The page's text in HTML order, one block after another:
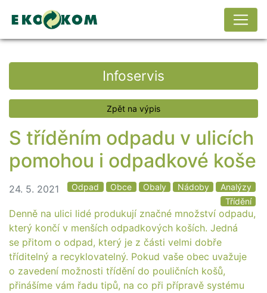
Infoservis
Zpět na výpis
S tříděním odpadu v ulicích
pomohou i odpadkové koše
24. 5. 2021 Analýzy
Nádoby
Obaly
Obce
Odpad
Třídění
Denně na ulici lidé produkují značné množství odpadu,
který končí v menších odpadkových koších. Jedná
se přitom o odpad, který je z části velmi dobře
tříditelný a recyklovatelný. Pokud vaše obec uvažuje
o zavedení možnosti třídění do pouličních košů,
přinášíme vám řadu tipů, na co při přípravě systému